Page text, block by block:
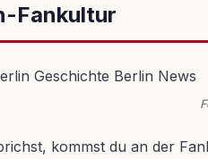
Fankultur
kommst du an der